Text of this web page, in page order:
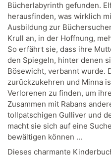
Bücherlabyrinth gefunden.
herausfinden, was wirklich
Ausbildung zur
Krull an, in der Hoffnung,
So erfährt sie, dass ihre
den Spiegeln, hinter denen
Bösewicht, verbannt wurde.
zurückzukehren und Minna
Verlorenen zu finden, um
Zusammen mit Rabans
tollpatschigen Gulliver und
macht sie sich auf eine
bewältigen können ...
Dieses charmante